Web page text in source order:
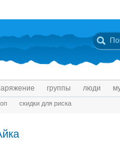
группы люди
скидки для риска